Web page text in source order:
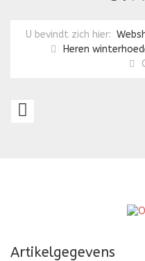
U bevindt zich hier:
Heren
Artikelgegevens